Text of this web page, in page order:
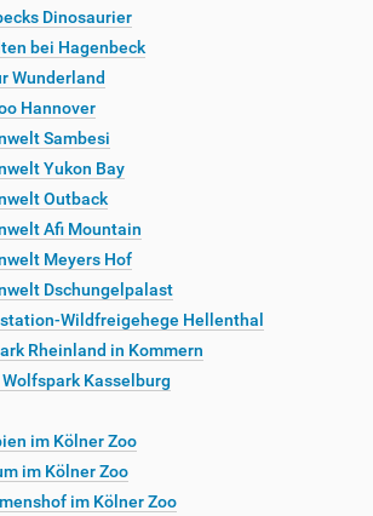
Dinosaurier
bei Hagenbeck
Wunderland
Hannover
Sambesi
Yukon Bay
Outback
Afi Mountain
Meyers Hof
Dschungelpalast
Wildfreigehege Hellenthal
Rheinland in Kommern
Kasselburg
im Kölner Zoo
im Kölner Zoo
im Kölner Zoo